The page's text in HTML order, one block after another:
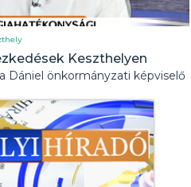
Keszthelyen
Dániel önkormányzati képviselő